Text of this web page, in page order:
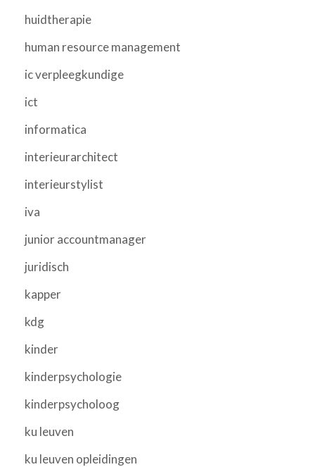
huidtherapie
human resource management
ic verpleegkundige
ict
informatica
interieurarchitect
interieurstylist
iva
junior accountmanager
juridisch
kapper
kdg
kinder
kinderpsychologie
kinderpsycholoog
ku leuven
ku leuven opleidingen